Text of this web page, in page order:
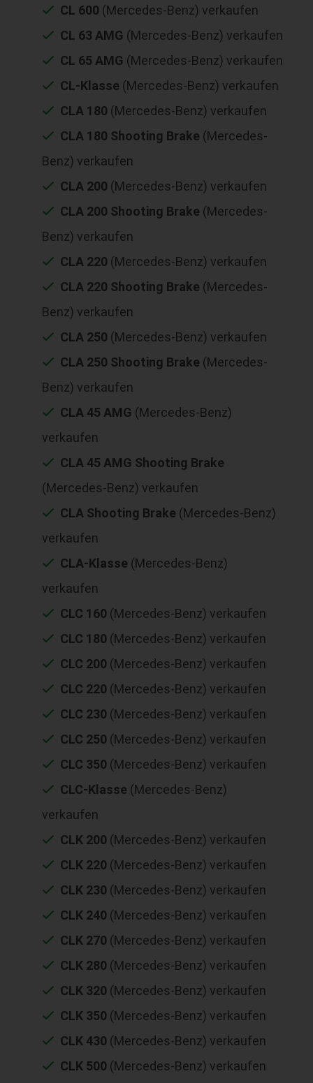
CL 600 (Mercedes-Benz) verkaufen
CL 63 AMG (Mercedes-Benz) verkaufen
CL 65 AMG (Mercedes-Benz) verkaufen
CL-Klasse (Mercedes-Benz) verkaufen
CLA 180 (Mercedes-Benz) verkaufen
CLA 180 Shooting Brake (Mercedes-
Benz) verkaufen
CLA 200 (Mercedes-Benz) verkaufen
CLA 200 Shooting Brake (Mercedes-
Benz) verkaufen
CLA 220 (Mercedes-Benz) verkaufen
CLA 220 Shooting Brake (Mercedes-
Benz) verkaufen
CLA 250 (Mercedes-Benz) verkaufen
CLA 250 Shooting Brake (Mercedes-
Benz) verkaufen
CLA 45 AMG (Mercedes-Benz)
verkaufen
CLA 45 AMG Shooting Brake
(Mercedes-Benz) verkaufen
CLA Shooting Brake (Mercedes-Benz)
verkaufen
CLA-Klasse (Mercedes-Benz)
verkaufen
CLC 160 (Mercedes-Benz) verkaufen
CLC 180 (Mercedes-Benz) verkaufen
CLC 200 (Mercedes-Benz) verkaufen
CLC 220 (Mercedes-Benz) verkaufen
CLC 230 (Mercedes-Benz) verkaufen
CLC 250 (Mercedes-Benz) verkaufen
CLC 350 (Mercedes-Benz) verkaufen
CLC-Klasse (Mercedes-Benz)
verkaufen
CLK 200 (Mercedes-Benz) verkaufen
CLK 220 (Mercedes-Benz) verkaufen
CLK 230 (Mercedes-Benz) verkaufen
CLK 240 (Mercedes-Benz) verkaufen
CLK 270 (Mercedes-Benz) verkaufen
CLK 280 (Mercedes-Benz) verkaufen
CLK 320 (Mercedes-Benz) verkaufen
CLK 350 (Mercedes-Benz) verkaufen
CLK 430 (Mercedes-Benz) verkaufen
CLK 500 (Mercedes-Benz) verkaufen